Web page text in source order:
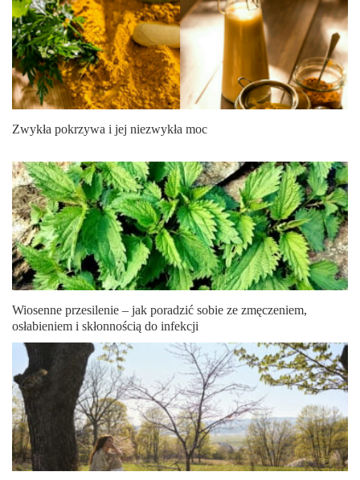
Zwykła pokrzywa i jej niezwykła moc
Wiosenne przesilenie – jak poradzić sobie ze zmęczeniem,
osłabieniem i skłonnością do infekcji